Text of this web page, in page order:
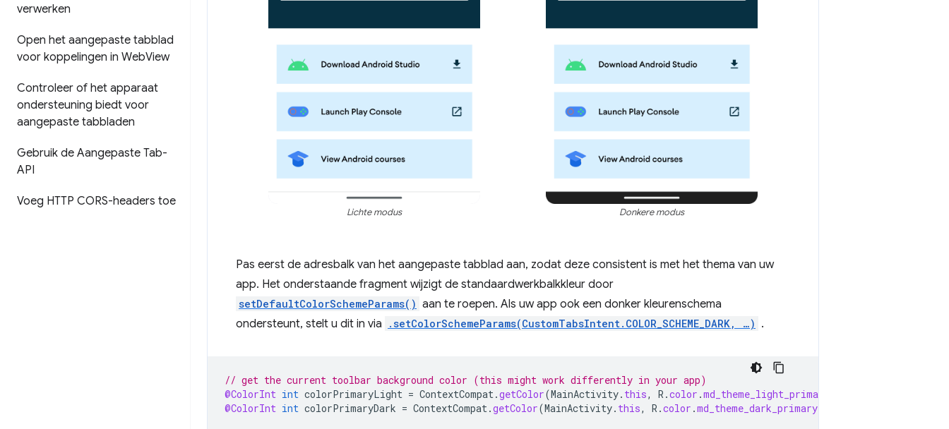
verwerken
Open het aangepaste tabblad
voor koppelingen in WebView
Controleer of het apparaat
ondersteuning biedt voor
aangepaste tabbladen
Gebruik de Aangepaste Tab-
API
Voeg HTTP CORS-headers toe
Lichte modus Donkere modus
Pas eerst de adresbalk van het aangepaste tabblad aan, zodat deze consistent is met het thema van uw
app. Het onderstaande fragment wijzigt de standaardwerkbalkkleur door
setDefaultColorSchemeParams() aan te roepen. Als uw app ook een donker kleurenschema
ondersteunt, stelt u dit in via
.setColorSchemeParams(CustomTabsIntent.COLOR_SCHEME_DARK, …) .
// get the current toolbar background color (this might work differently in your app)
@ColorInt int colorPrimaryLight = ContextCompat.getColor(MainActivity. this, R .color .md_theme_light_primary
@ColorInt int colorPrimaryDark = ContextCompat.getColor(MainActivity. this, R .color .md_theme_dark_primary